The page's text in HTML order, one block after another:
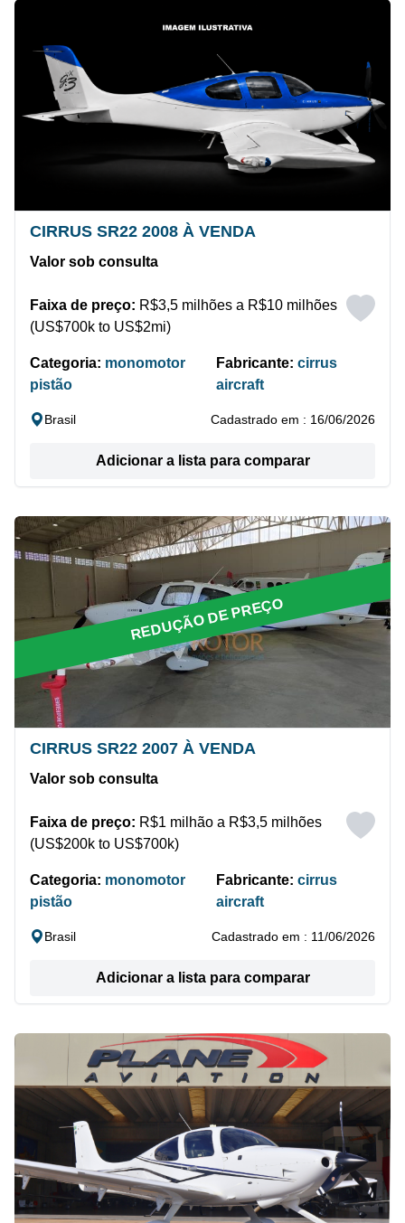
CIRRUS SR22 2008 À VENDA
Valor sob consulta
Faixa de preço: R$3,5 milhões a R$10 milhões
(US$700k to US$2mi)
Categoria: monomotor
pistão
Fabricante: cirrus
aircraft
Brasil Cadastrado em : 16/06/2026
Adicionar a lista para comparar
REDUÇÃO DE PREÇO
CIRRUS SR22 2007 À VENDA
Valor sob consulta
Faixa de preço: R$1 milhão a R$3,5 milhões
(US$200k to US$700k)
Categoria: monomotor
pistão
Fabricante: cirrus
aircraft
Brasil Cadastrado em : 11/06/2026
Adicionar a lista para comparar